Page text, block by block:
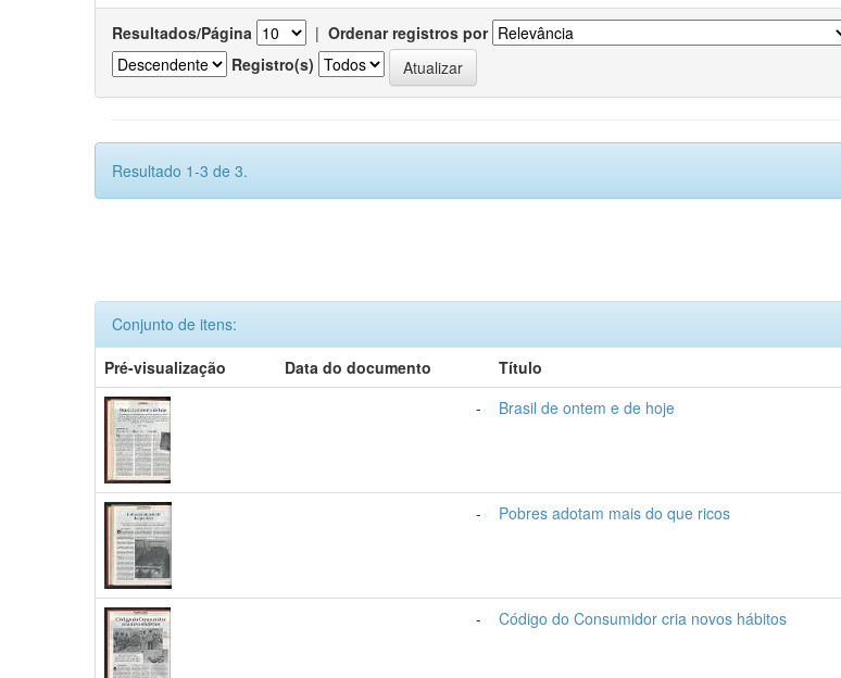
Resultados/Página | Ordenar registros por
Registro(s)
Resultado 1-3 de 3.
Conjunto de itens:
Pré-visualização
Data do documento Título
-
Brasil de ontem e de hoje
- Pobres adotam mais do que ricos
- Código do Consumidor cria novos hábitos